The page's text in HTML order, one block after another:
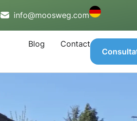
info@moosweg.com
Blog
Contact